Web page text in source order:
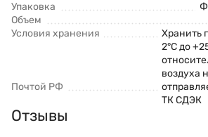
Упаковка
Объем
Условия хранения
Хранить
2°С до
воздуха
Почтой РФ
ТК СДЭК
Отзывы